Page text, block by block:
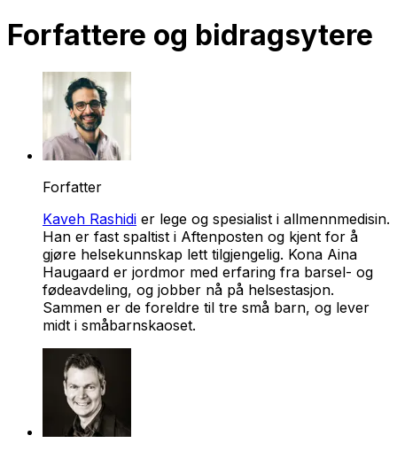
Forfattere og bidragsytere
Forfatter
Kaveh Rashidi er lege og spesialist i allmennmedisin.
Han er fast spaltist i Aftenposten og kjent for å
gjøre helsekunnskap lett tilgjengelig. Kona Aina
Haugaard er jordmor med erfaring fra barsel- og
fødeavdeling, og jobber nå på helsestasjon.
Sammen er de foreldre til tre små barn, og lever
midt i småbarnskaoset.